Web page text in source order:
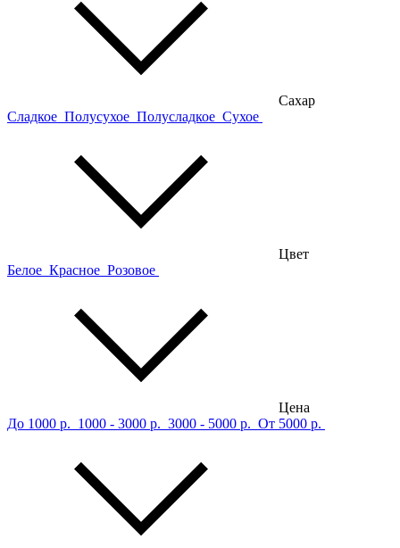
Сахар
Сладкое Полусухое Полусладкое Сухое
Цвет
Белое Красное Розовое
Цена
До 1000 р. 1000 - 3000 р. 3000 - 5000 р. От 5000 р.